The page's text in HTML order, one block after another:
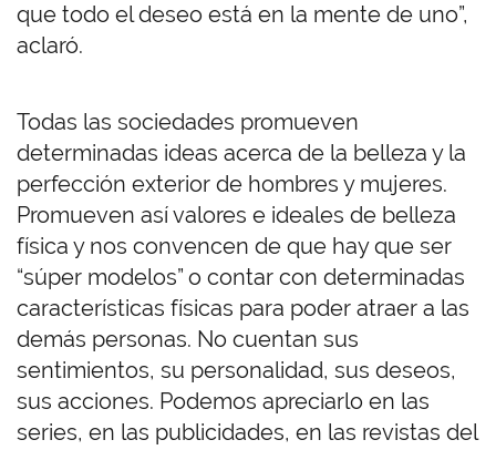
que todo el deseo está en la mente de uno”,
aclaró.
Todas las sociedades promueven
determinadas ideas acerca de la belleza y la
perfección exterior de hombres y mujeres.
Promueven así valores e ideales de belleza
física y nos convencen de que hay que ser
“súper modelos” o contar con determinadas
características físicas para poder atraer a las
demás personas. No cuentan sus
sentimientos, su personalidad, sus deseos,
sus acciones. Podemos apreciarlo en las
series, en las publicidades, en las revistas del